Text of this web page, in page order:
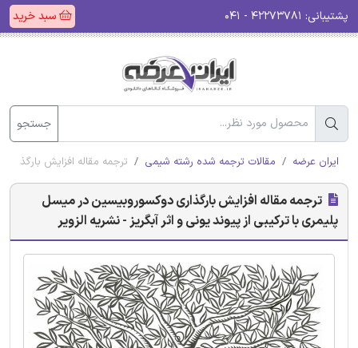
پشتیبانی: سبد خرید
جستجو
ایران عرضه مقالات ترجمه شده رشته شیمی ترجمه مقاله افزایش
ترجمه مقاله افزایش بارگذاری دوکسوروبیسین در میسل
پلیمری با ترکیبی از پیوند یونی و اثر آبگریز - نشریه الزویر